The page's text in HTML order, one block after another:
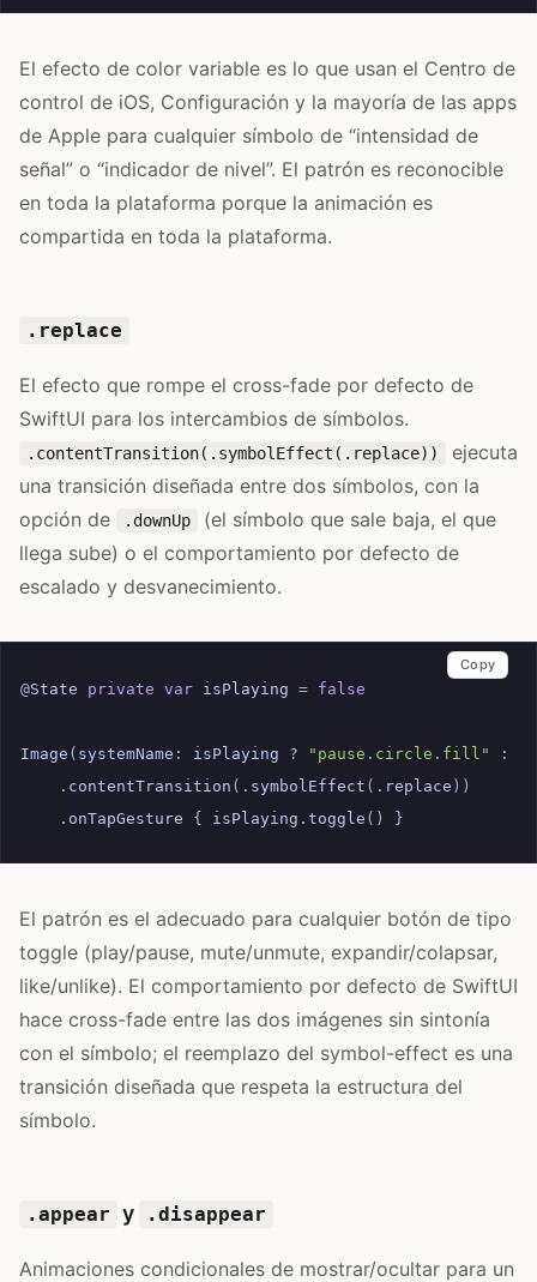
El efecto de color variable es lo que usan el Centro de
control de iOS, Configuración y la mayoría de las apps
de Apple para cualquier símbolo de “intensidad de
señal” o “indicador de nivel”. El patrón es reconocible
en toda la plataforma porque la animación es
compartida en toda la plataforma.
.replace
El efecto que rompe el cross-fade por defecto de
SwiftUI para los intercambios de símbolos.
.contentTransition(.symbolEffect(.replace))
ejecuta
una transición diseñada entre dos símbolos, con la
opción de
.downUp
(el símbolo que sale baja, el que
llega sube) o el comportamiento por defecto de
escalado y desvanecimiento.
@State private var isPlaying = false
Image ( systemName : isPlaying ? "pause.circle.fill" :
. contentTransition (. symbolEffect (. replace ))
. onTapGesture { isPlaying . toggle () }
Copy
El patrón es el adecuado para cualquier botón de tipo
toggle (play/pause, mute/unmute, expandir/colapsar,
like/unlike). El comportamiento por defecto de SwiftUI
hace cross-fade entre las dos imágenes sin sintonía
con el símbolo; el reemplazo del symbol-effect es una
transición diseñada que respeta la estructura del
símbolo.
.appear y .disappear
Animaciones condicionales de mostrar/ocultar para un